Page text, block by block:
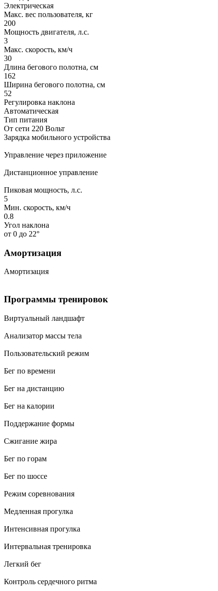
Электрическая
Макс. вес пользователя, кг
200
Мощность двигателя, л.с.
3
Макс. скорость, км/ч
30
Длина бегового полотна, см
162
Ширина бегового полотна, см
52
Регулировка наклона
Автоматическая
Тип питания
От сети 220 Вольт
Зарядка мобильного устройства
Управление через приложение
Дистанционное управление
Пиковая мощность, л.с.
5
Мин. скорость, км/ч
0.8
Угол наклона
от 0 до 22°
Амортизация
Амортизация
Программы тренировок
Виртуальный ландшафт
Анализатор массы тела
Пользовательский режим
Бег по времени
Бег на дистанцию
Бег на калории
Поддержание формы
Сжигание жира
Бег по горам
Бег по шоссе
Режим соревнования
Медленная прогулка
Интенсивная прогулка
Интервальная тренировка
Легкий бег
Контроль сердечного ритма